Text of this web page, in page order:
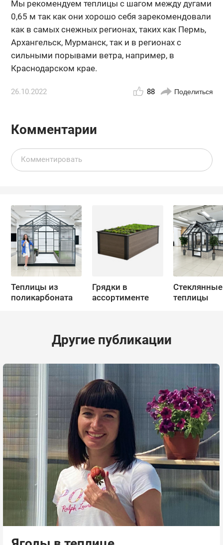
Мы рекомендуем теплицы с шагом между дугами
0,65 м так как они хорошо себя зарекомендовали
как в самых снежных регионах, таких как Пермь,
Архангельск, Мурманск, так и в регионах с
сильными порывами ветра, например, в
Краснодарском крае.
26.10.2022 88 Поделиться
Комментарии
Теплицы из
поликарбоната
Грядки в
ассортименте
Стеклянные
теплицы
Другие публикации